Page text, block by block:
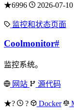
★6996 2026-07-10
监控和状态页面
Coolmonitor#
监控系统。
网站 源代码
★? ? Docker